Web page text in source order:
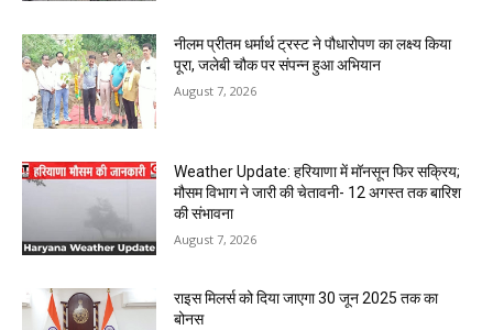
नीलम प्रीतम धर्मार्थ ट्रस्ट ने पौधारोपण का लक्ष्य किया
पूरा, जलेबी चौक पर संपन्न हुआ अभियान
August 7, 2026
Weather Update: हरियाणा में मॉनसून फिर सक्रिय;
मौसम विभाग ने जारी की चेतावनी- 12 अगस्त तक बारिश
की संभावना
August 7, 2026
राइस मिलर्स को दिया जाएगा 30 जून 2025 तक का
बोनस